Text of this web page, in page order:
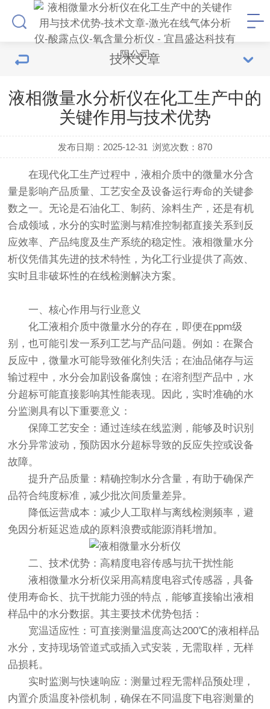
技术文章
液相微量水分析仪在化工生产中的
关键作用与技术优势
发布日期：2025-12-31 浏览次数：870
在现代化工生产过程中，液相介质中的微量水分含
量是影响产品质量、工艺安全及设备运行寿命的关键参
数之一。无论是石油化工、制药、涂料生产，还是有机
合成领域，水分的实时监测与精准控制都直接关系到反
应效率、产品纯度及生产系统的稳定性。液相微量水分
析仪凭借其先进的技术特性，为化工行业提供了高效、
实时且非破坏性的在线检测解决方案。
一、核心作用与行业意义
化工液相介质中微量水分的存在，即便在ppm级
别，也可能引发一系列工艺与产品问题。例如：在聚合
反应中，微量水可能导致催化剂失活；在油品储存与运
输过程中，水分会加剧设备腐蚀；在溶剂型产品中，水
分超标可能直接影响其性能表现。因此，实时准确的水
分监测具有以下重要意义：
保障工艺安全：通过连续在线监测，能够及时识别
水分异常波动，预防因水分超标导致的反应失控或设备
故障。
提升产品质量：精确控制水分含量，有助于确保产
品符合纯度标准，减少批次间质量差异。
降低运营成本：减少人工取样与离线检测频率，避
免因分析延迟造成的原料浪费或能源消耗增加。
二、技术优势：高精度电容传感与抗干扰性能
液相微量水分析仪采用高精度电容式传感器，具备
使用寿命长、抗干扰能力强的特点，能够直接输出液相
样品中的水分数据。其主要技术优势包括：
宽温适应性：可直接测量温度高达200℃的液相样品
水分，支持现场管道式或插入式安装，无需取样，无样
品损耗。
实时监测与快速响应：测量过程无需样品预处理，
内置介质温度补偿机制，确保在不同温度下电容测量的